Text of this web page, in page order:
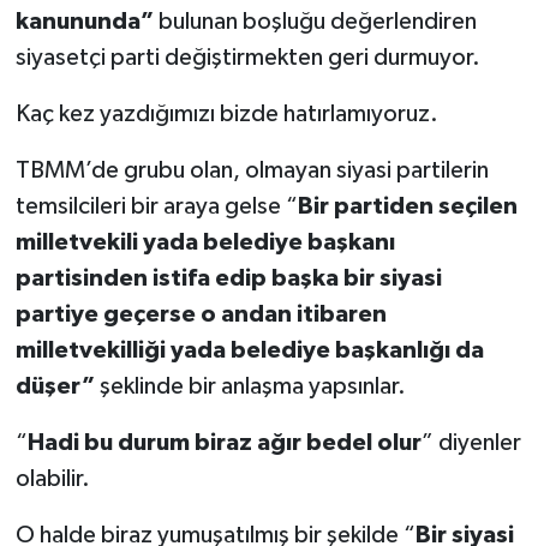
kanununda” bulunan boşluğu değerlendiren
siyasetçi parti değiştirmekten geri durmuyor.
Kaç kez yazdığımızı bizde hatırlamıyoruz.
TBMM’de grubu olan, olmayan siyasi partilerin
temsilcileri bir araya gelse “ Bir partiden seçilen
milletvekili yada belediye başkanı
partisinden istifa edip başka bir siyasi
partiye geçerse o andan itibaren
milletvekilliği yada belediye başkanlığı da
düşer” şeklinde bir anlaşma yapsınlar.
“ Hadi bu durum biraz ağır bedel olur” diyenler
olabilir.
O halde biraz yumuşatılmış bir şekilde “ Bir siyasi